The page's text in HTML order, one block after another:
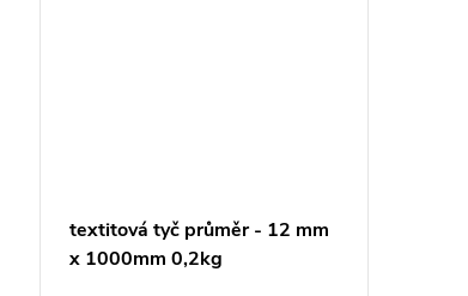
textitová tyč průměr - 12 mm
x 1000mm 0,2kg